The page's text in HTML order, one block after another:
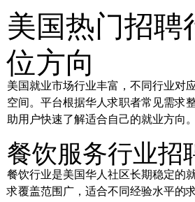
美国热门招聘
位方向
美国就业市场行业丰富，不同行业对
空间。平台根据华人求职者常见需求
助用户快速了解适合自己的就业方向。
餐饮服务行业招
餐饮行业是美国华人社区长期稳定的
求覆盖范围广，适合不同经验水平的求